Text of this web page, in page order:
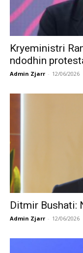
Kryeministri
ndodhin
Admin Zjarr - 12/06/2026
Ditmir Bushati:
Admin Zjarr - 12/06/2026